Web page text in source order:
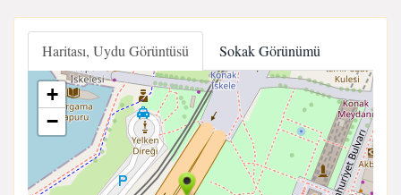
Haritası, Uydu Görüntüsü Sokak Görünümü
+
−